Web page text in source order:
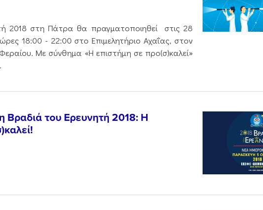
2018 στη Πάτρα θα πραγματοποιηθεί στις 28
18:00 - 22:00 στο Επιμελητήριο Αχαΐας, στον
Με σύνθημα «Η επιστήμη σε προ(σ)καλεί»
Βραδιά του Ερευνητή 2018: Η